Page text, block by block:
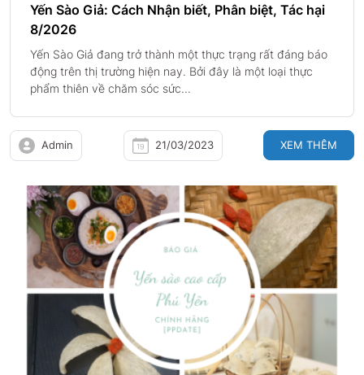
Yến Sào Giả: Cách Nhận biết, Phân biệt, Tác hại
8/2026
Yến Sào Giả đang trở thành một thực trạng rất đáng báo
động trên thị trường hiện nay. Bởi đây là một loại thực
phẩm thiên về chăm sóc sức...
Admin 21/03/2023 XEM THÊM